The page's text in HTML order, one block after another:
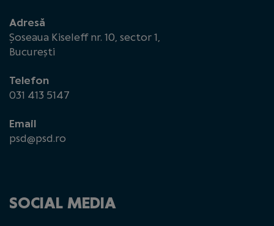
Adresă
Șoseaua Kiseleff nr. 10, sector 1,
București
Telefon
031 413 5147
Email
psd@psd.ro
SOCIAL MEDIA